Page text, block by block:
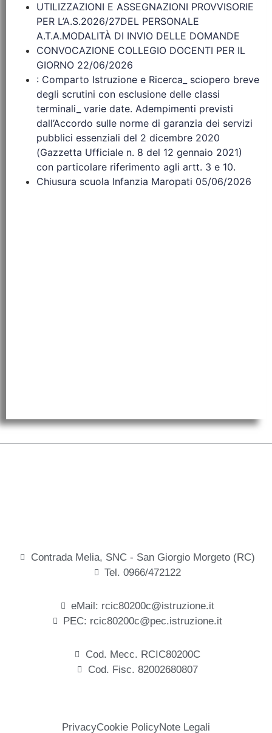
UTILIZZAZIONI E ASSEGNAZIONI PROVVISORIE
PER L’A.S.2026/27DEL PERSONALE
A.T.A.MODALITÀ DI INVIO DELLE DOMANDE
CONVOCAZIONE COLLEGIO DOCENTI PER IL
GIORNO 22/06/2026
: Comparto Istruzione e Ricerca_ sciopero breve
degli scrutini con esclusione delle classi
terminali_ varie date. Adempimenti previsti
dall’Accordo sulle norme di garanzia dei servizi
pubblici essenziali del 2 dicembre 2020
(Gazzetta Ufficiale n. 8 del 12 gennaio 2021)
con particolare riferimento agli artt. 3 e 10.
Chiusura scuola Infanzia Maropati 05/06/2026
Contrada Melia, SNC - San Giorgio Morgeto (RC)
Tel. 0966/472122
eMail: rcic80200c@istruzione.it
PEC: rcic80200c@pec.istruzione.it
Cod. Mecc. RCIC80200C
Cod. Fisc. 82002680807
PrivacyCookie PolicyNote Legali